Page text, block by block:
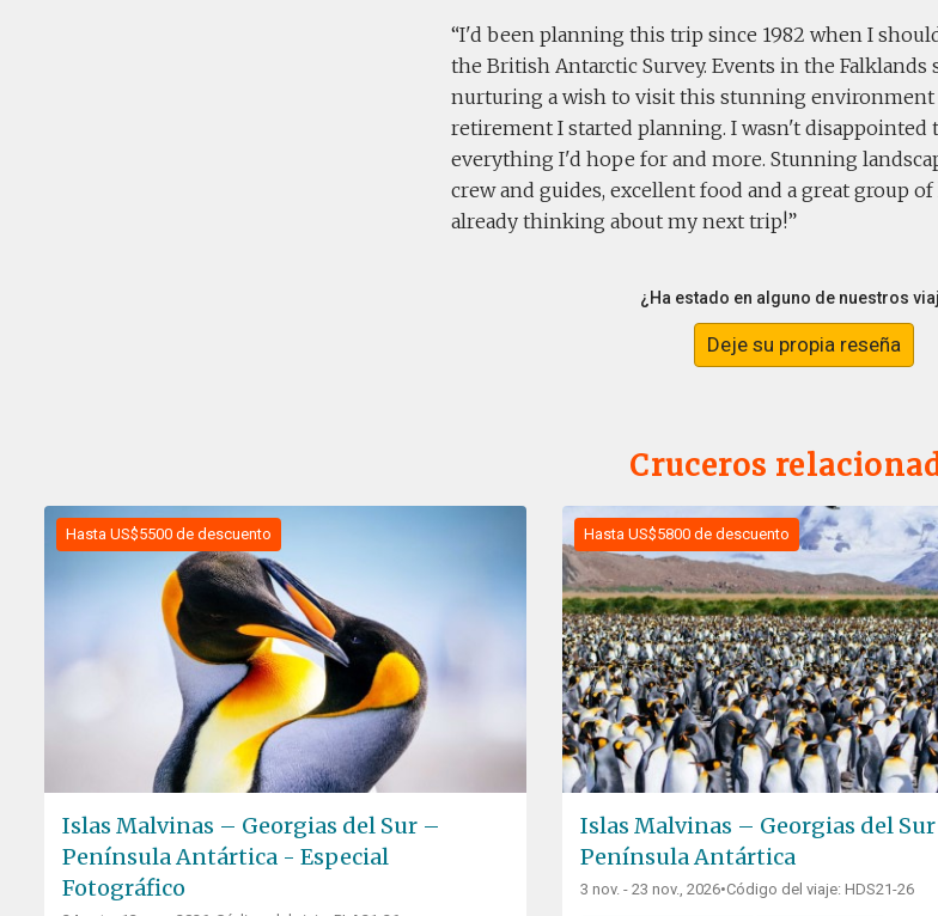
I'd been planning this trip since 1982 when I
the British Antarctic Survey. Events in the
nurturing a wish to visit this stunning environment
retirement I started planning. I wasn't disappointed
everything I'd hope for and more. Stunning
crew and guides, excellent food and a great group
already thinking about my next trip!
¿Ha estado en alguno de nuestros
Deje su propia reseña
Cruceros
Hasta US$5500 de descuento
Islas Malvinas – Georgias del Sur –
Península Antártica - Especial
Fotográfico
Hasta US$5800 de descuento
Islas Malvinas – Georgias del
Península Antártica
3 nov. - 23 nov., 2026•Código del viaje: HDS21-26